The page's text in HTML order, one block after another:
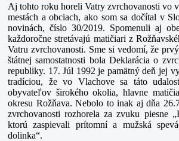
Aj tohto roku horeli Vatry zvrchovanosti vo
mestách a obciach, ako som sa dočítal v
novinách, číslo 30/2019. Spomenuli aj
každoročne stretávajú matičiari z
Vatru zvrchovanosti. Sme si vedomí, že
štátnej samostatnosti bola Deklarácia o
republiky. 17. Júl 1992 je pamätný deň jej
tradíciou, že vo Vlachove sa táto
obyvateľov širokého okolia, hlavne
okresu Rožňava. Nebolo to inak aj dňa
zvrchovanosti rozhorela za zvuku piesne
ktorú zaspievali prítomní a mužská
dolinka“.